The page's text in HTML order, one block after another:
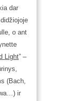
dar
o ant
Light” –
(Bach,
ir